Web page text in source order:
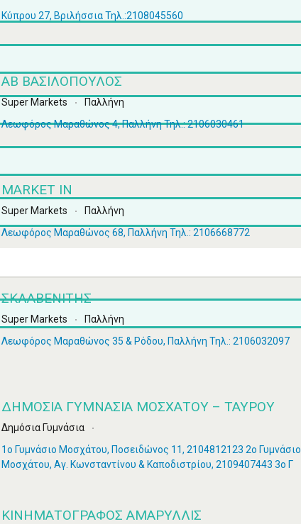
Κύπρου 27, Βριλήσσια Τηλ.:2108045560
ΑΒ ΒΑΣΙΛΌΠΟΥΛΟΣ
Super Markets
Παλλήνη
Λεωφόρος Μαραθώνος 4, Παλλήνη Τηλ.: 2106030461
MARKET IN
Super Markets
Παλλήνη
Λεωφόρος Μαραθώνος 68, Παλλήνη Τηλ.: 2106668772
ΣΚΛΑΒΕΝΊΤΗΣ
Super Markets
Παλλήνη
Λεωφόρος Μαραθώνος 35 & Ρόδου, Παλλήνη Τηλ.: 2106032097
ΔΗΜΌΣΙΑ ΓΥΜΝΆΣΙΑ ΜΟΣΧΆΤΟΥ – ΤΑΎΡΟΥ
Δημόσια Γυμνάσια
1ο Γυμνάσιο Μοσχάτου, Ποσειδώνος 11, 2104812123 2ο Γυμνάσιο
Μοσχάτου, Αγ. Κωνσταντίνου & Καποδιστρίου, 2109407443 3ο Γ
ΚΙΝΗΜΑΤΟΓΡΆΦΟΣ ΑΜΑΡΥΛΛΙΣ